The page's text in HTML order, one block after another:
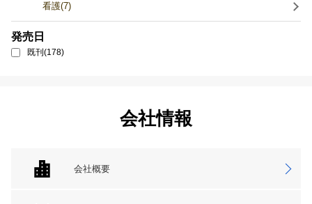
看護(7)
発売日
既刊(178)
会社情報
会社概要